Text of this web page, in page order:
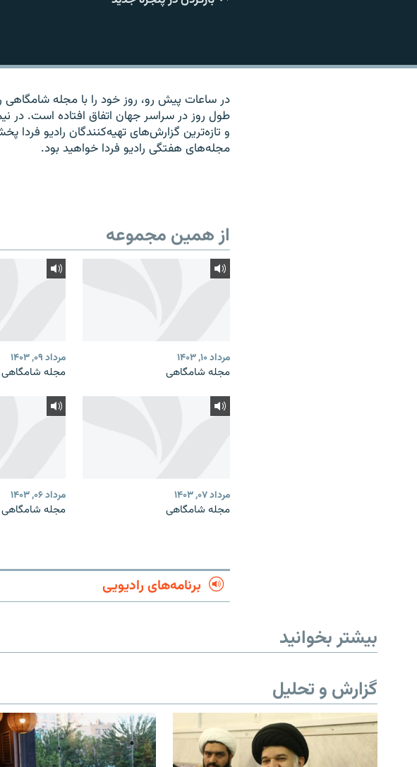
در ساعات پیش رو، روز خود را با مجله شامگاهی
طول روز در سراسر جهان اتفاق افتاده است. در
و تازه‌ترین گزارش‌های تهیه‌کنندگان رادیو
مجله‌های هفتگی رادیو فردا خواهید بود.
از همین مجموعه
مرداد ۱۰, ۱۴۰۳
مجله شامگاهی
مرداد ۰۹, ۱۴۰۳
مجله شامگاهی
مرداد ۰۷, ۱۴۰۳
مجله شامگاهی
مرداد ۰۶, ۱۴۰۳
مجله شامگاهی
برنامه‌های رادیویی
بیشتر بخوانید
گزارش و تحلیل